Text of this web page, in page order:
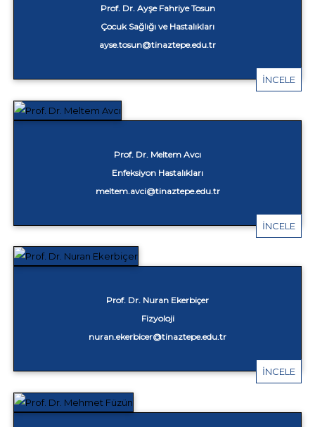
Prof. Dr. Ayşe Fahriye Tosun
Çocuk Sağlığı ve Hastalıkları
ayse.tosun@tinaztepe.edu.tr
İNCELE
Prof. Dr. Meltem Avcı
Enfeksiyon Hastalıkları
meltem.avci@tinaztepe.edu.tr
İNCELE
Prof. Dr. Nuran Ekerbiçer
Fizyoloji
nuran.ekerbicer@tinaztepe.edu.tr
İNCELE